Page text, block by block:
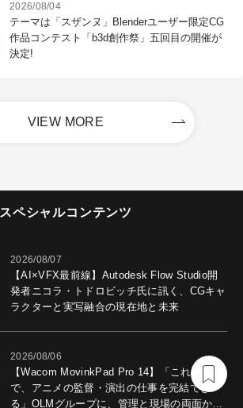
2026/08/04
テーマは「スザンヌ」Blenderユーザー限定CG
作品コンテスト「b3d創作祭」五回目の開催が
決定!
VIEW MORE
スペシャルコンテンツ
2026/08/07
【AI×VFX最前線】Autodesk Flow Studio開
発者ニコラ・トドロビッチ氏に訊く、CGキャ
ラクターと実写融合の現在地と未来
2026/08/06
【Wacom MovinkPad Pro 14】「これ1台
で、アニメの監督・演出の仕事を完結でき
る」OLMグループに、管理と現場の両面から